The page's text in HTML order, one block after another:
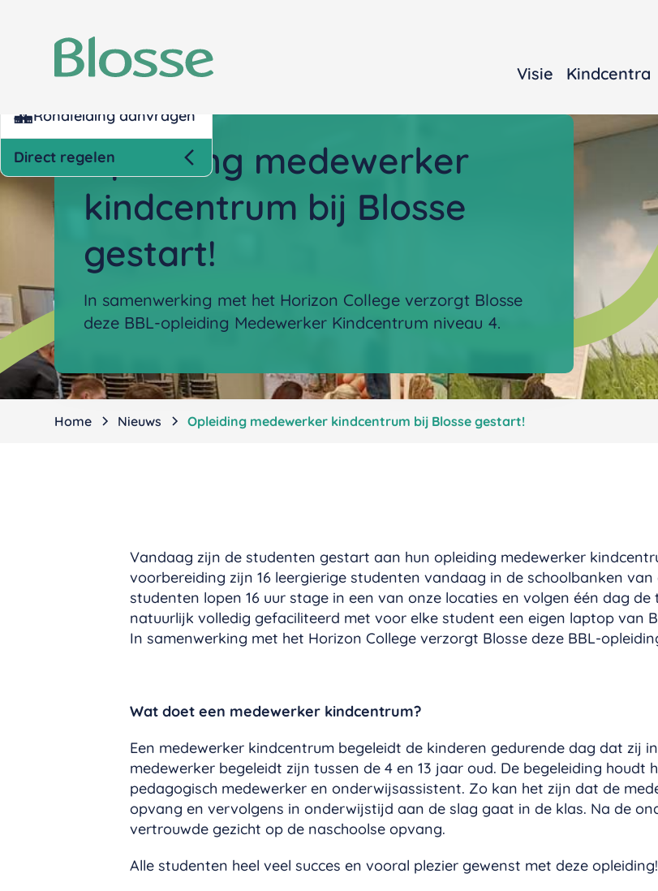
Nettokosten berekenen
Rondleiding aanvragen
Direct regelen
Visie Kindcentra
Opleiding medewerker
kindcentrum bij Blosse
gestart!
In samenwerking met het Horizon College verzorgt Blosse
deze BBL-opleiding Medewerker Kindcentrum niveau 4.
Home Nieuws Opleiding medewerker kindcentrum bij Blosse gestart!
Vandaag zijn de studenten gestart aan hun opleiding medewerker
voorbereiding zijn 16 leergierige studenten vandaag in de schoolbanken
studenten lopen 16 uur stage in een van onze locaties en volgen één dag de
natuurlijk volledig gefaciliteerd met voor elke student een eigen laptop van
In samenwerking met het Horizon College verzorgt Blosse deze BBL-
Wat doet een medewerker kindcentrum?
Een medewerker kindcentrum begeleidt de kinderen gedurende dag dat zij
medewerker begeleidt zijn tussen de 4 en 13 jaar oud. De begeleiding
pedagogisch medewerker en onderwijsassistent. Zo kan het zijn dat de
opvang en vervolgens in onderwijstijd aan de slag gaat in de klas. Na de
vertrouwde gezicht op de naschoolse opvang.
Alle studenten heel veel succes en vooral plezier gewenst met deze opleiding!